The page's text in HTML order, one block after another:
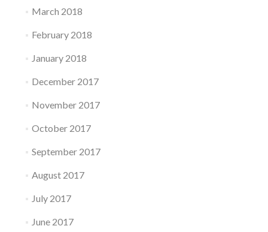
March 2018
February 2018
January 2018
December 2017
November 2017
October 2017
September 2017
August 2017
July 2017
June 2017